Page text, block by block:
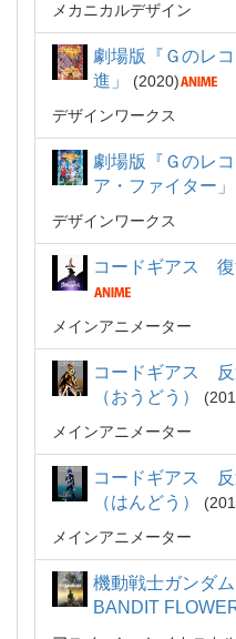
メカニカルデザイン
劇場版『Ｇのレ
進」
2020
デザインワークス
劇場版『Ｇのレ
ア・ファイター」
デザインワークス
コードギアス 復
メインアニメーター
コードギアス
（おうどう）
メインアニメーター
コードギアス
（はんどう）
メインアニメーター
機動戦士ガンダ
BANDIT